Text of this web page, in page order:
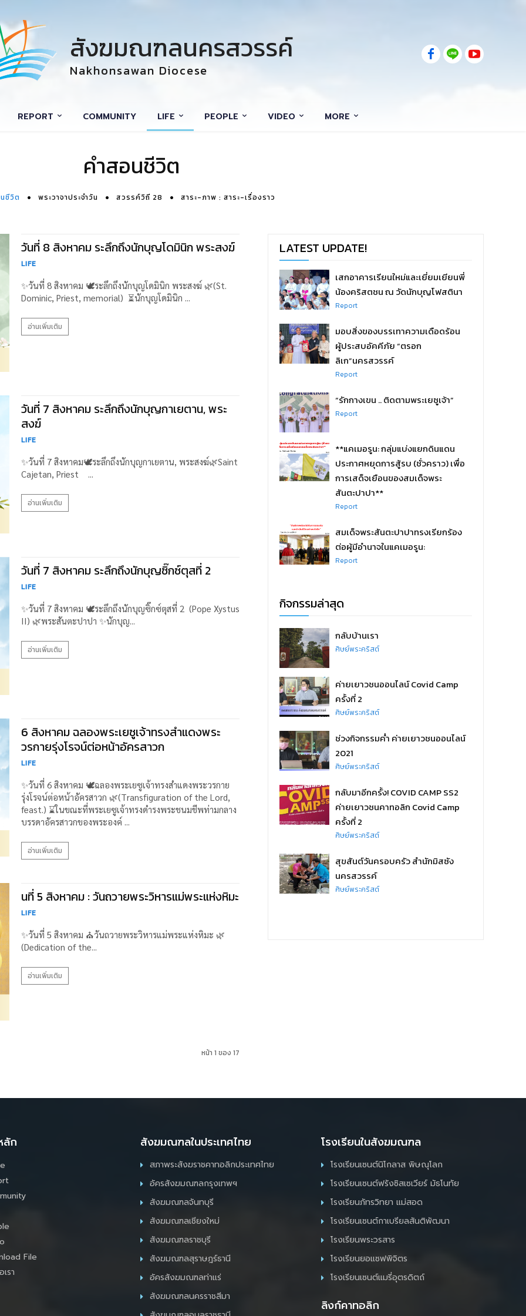
สังฆมณฑลนครสวรรค์
Nakhonsawan Diocese
REPORT COMMUNITY LIFE PEOPLE VIDEO MORE
คำสอนชีวิต
ชีวิต พระวาจาประจำวัน สวรรค์วิถี 28 สาระ-ภาพ : สาระ-เรื่องราว
วันที่ 8 สิงหาคม ระลึกถึงนักบุญโดมินิก พระสงฆ์
LIFE
✨วันที่ 8 สิงหาคม 🕊️ระลึกถึงนักบุญโดมินิก พระสงฆ์ 🌿(St.
Dominic, Priest, memorial) ⏳นักบุญโดมินิก ...
อ่านเพิ่มเติม
วันที่ 7 สิงหาคม ระลึกถึงนักบุญกาเยตาน, พระ
สงฆ์
LIFE
✨วันที่ 7 สิงหาคม🕊️ระลึกถึงนักบุญกาเยตาน, พระสงฆ์🌿Saint
อ่านเพิ่มเติม
วันที่ 7 สิงหาคม ระลึกถึงนักบุญซิ๊กซ์ตุสที่ 2
LIFE
✨วันที่ 7 สิงหาคม 🕊️ระลึกถึงนักบุญซิ๊กซ์ตุสที่ 2 (Pope Xystus
II) 🌿พระสันตะปาปา ✨นักบุญ...
อ่านเพิ่มเติม
6 สิงหาคม ฉลองพระเยซูเจ้าทรงสำแดงพระ
วรกายรุ่งโรจน์ต่อหน้าอัครสาวก
LIFE
✨วันที่ 6 สิงหาคม 🕊️ฉลองพระเยซูเจ้าทรงสำแดงพระวรกาย
รุ่งโรจน์ต่อหน้าอัครสาวก 🌿(Transfiguration of the Lord,
feast.) ⌛ในขณะที่พระเยซูเจ้าทรงดำรงพระชนมชีพท่ามกลาง
บรรดาอัครสาวกของพระองค์ ...
อ่านเพิ่มเติม
นที่ 5 สิงหาคม : วันถวายพระวิหารแม่พระแห่งหิมะ
LIFE
✨วันที่ 5 สิงหาคม ⛪วันถวายพระวิหารแม่พระแห่งหิมะ 🌿
(Dedication of the...
อ่านเพิ่มเติม
หน้า 1 ของ 17
LATEST UPDATE!
เสกอาคารเรียนใหม่และเยี่ยมเยียนพี่
น้องคริสตชน ณ วัดนักบุญโฟสตินา
Report
มอบสิ่งของบรรเทาความเดือดร้อน
ผู้ประสบอัคคีภัย “ตรอก
ลิเก”นครสวรรค์
Report
“รักกางเขน .. ติดตามพระเยซูเจ้า”
Report
**แคเมอรูน: กลุ่มแบ่งแยกดินแดน
ประกาศหยุดการสู้รบ (ชั่วคราว) เพื่อ
การเสด็จเยือนของสมเด็จพระ
สันตะปาปา**
Report
สมเด็จพระสันตะปาปาทรงเรียกร้อง
ต่อผู้มีอำนาจในแคเมอรูน:
Report
กิจกรรมล่าสุด
กลับบ้านเรา
ศิษย์พระคริสต์
ค่ายเยาวชนออนไลน์ Covid Camp
ครั้งที่ 2
ศิษย์พระคริสต์
ช่วงกิจกรรมค่ำ ค่ายเยาวชนออนไลน์
2021
ศิษย์พระคริสต์
กลับมาอีกครั้ง! COVID CAMP SS2
ค่ายเยาวชนคาทอลิก Covid Camp
ครั้งที่ 2
ศิษย์พระคริสต์
สุขสันต์วันครอบครัว สำนักมิสซัง
นครสวรรค์
ศิษย์พระคริสต์
ลัก
File
รา
สังฆมณฑลในประเทศไทย
สภาพระสังฆราชคาทอลิกประเทศไทย
อัครสังฆมณฑลกรุงเทพฯ
สังฆมณฑลจันทบุรี
สังฆมณฑลเชียงใหม่
สังฆมณฑลราชบุรี
สังฆมณฑลสุราษฎร์ธานี
อัครสังฆมณฑลท่าแร่
สังฆมณฑลนครราชสีมา
โรงเรียนในสังฆมณฑล
โรงเรียนเซนต์นิโกลาส พิษณุโลก
โรงเรียนเซนต์ฟรังซิสเซเวียร์ มัธโนทัย
โรงเรียนภัทรวิทยา แม่สอด
โรงเรียนเซนต์กาเบรียลสันติพัฒนา
โรงเรียนพระวรสาร
โรงเรียนยอแซฟพิจิตร
โรงเรียนเซนต์แมรี่อุตรดิตถ์
ลิงก์คาทอลิก